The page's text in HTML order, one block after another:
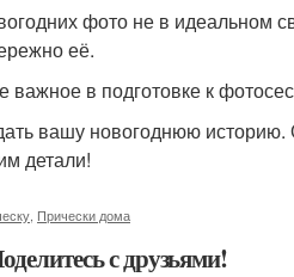
фото не в идеальном
её.
важное в подготовке к
вашу новогоднюю
детали!
Прически дома
с друзьями!